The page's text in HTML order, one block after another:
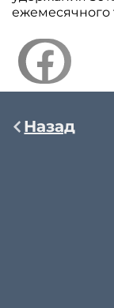
ежемесячного
Назад